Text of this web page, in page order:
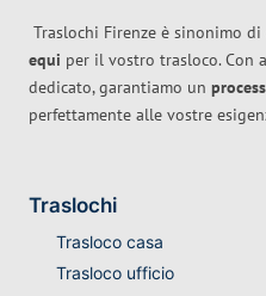
Traslochi Firenze è sinonimo
equi per il vostro trasloco. Con
dedicato, garantiamo un
perfettamente alle vostre
Traslochi
Trasloco casa
Trasloco ufficio